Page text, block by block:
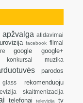
apžvalga atidavimai
facebook filmai
google google+
konkursai muzika
parodos
rekomenduoju
skaitmenizacija
telefonai televizija
tv